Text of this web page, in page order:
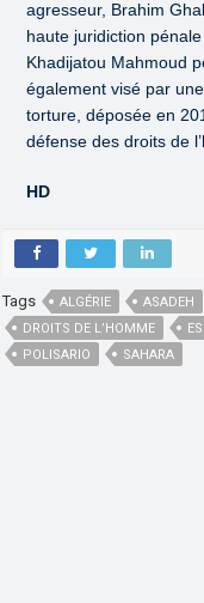
agresseur, Brahim
haute juridiction
Khadijatou Mahmoud
également visé par
torture, déposée en
défense des droits de
HD
Tags ALGÉRIE ASADEH
DROITS DE L’HOMME
POLISARIO
SAHARA